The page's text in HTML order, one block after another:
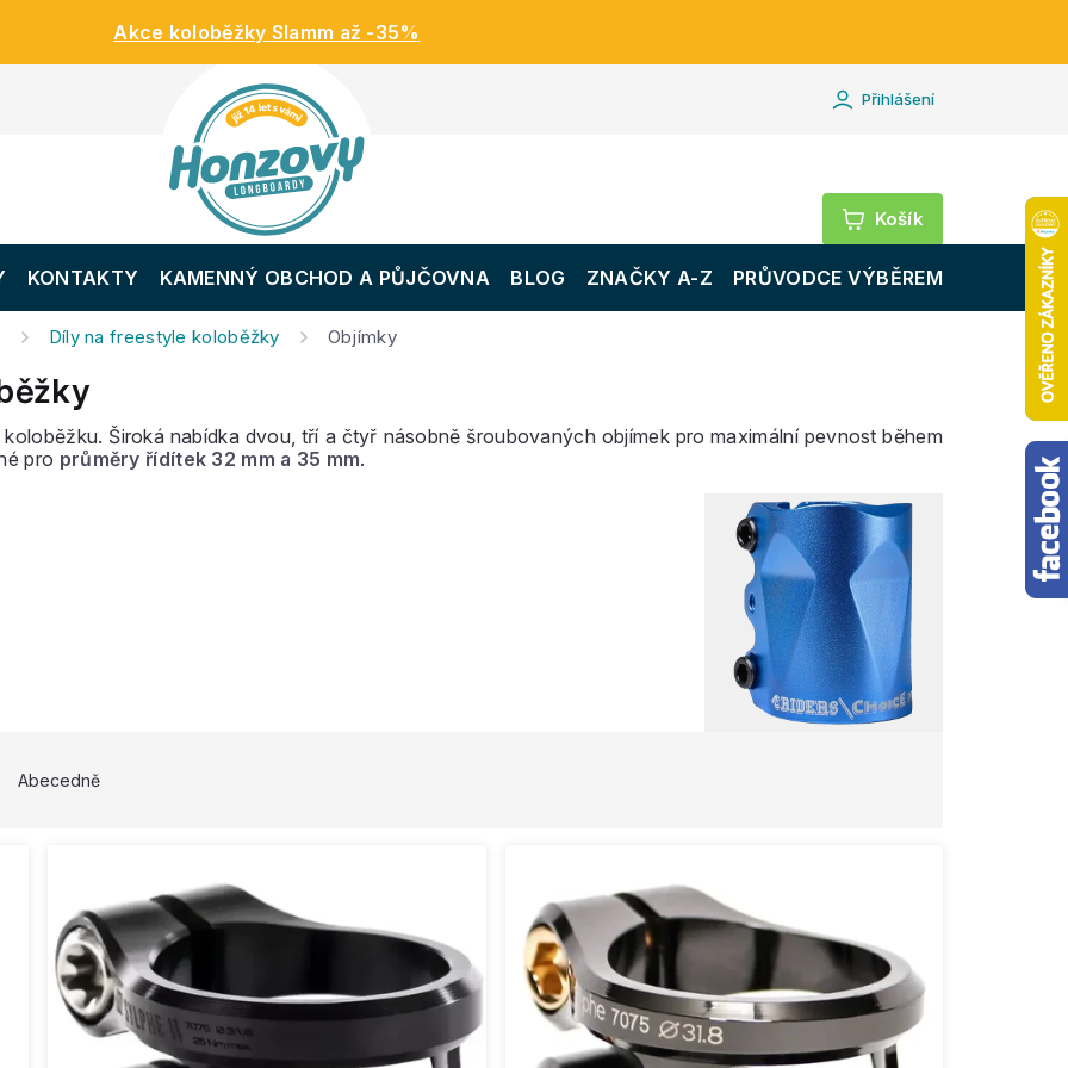
Akce koloběžky Slamm až -35%
Přihlášení
Nákupní
košík
KONTAKTY KAMENNÝ OBCHOD A PŮJČOVNA BLOG ZNAČKY A-Z PRŮVODCE VÝBĚREM
Díly na freestyle koloběžky Objímky
Široká nabídka dvou, tří a čtyř násobně šroubovaných objímek pro maximální pevnost během
pro průměry řídítek 32 mm a 35 mm.
Abecedně